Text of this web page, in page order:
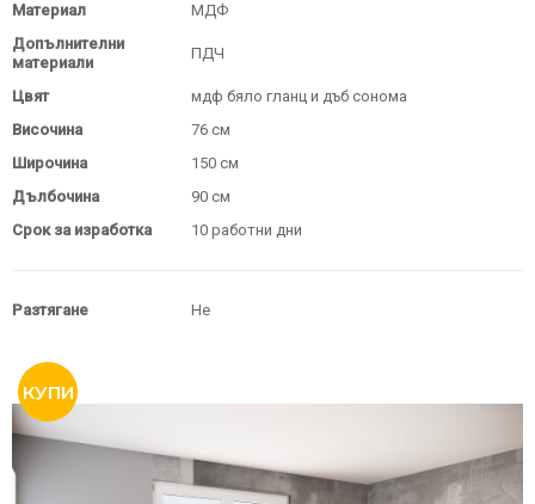
Материал
МДФ
Допълнителни
материали
ПДЧ
Цвят
мдф бяло гланц и дъб сонома
Височина
76 см
Широчина
150 см
Дълбочина
90 см
Срок за изработка
10 работни дни
Разтягане Не